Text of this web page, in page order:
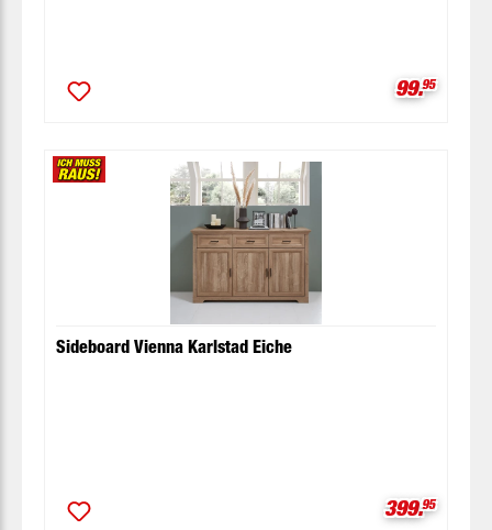
99.95
Sideboard Vienna Karlstad Eiche
399.95